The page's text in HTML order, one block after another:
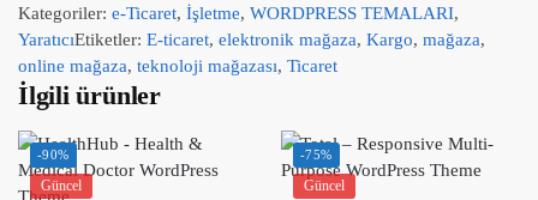
Kategoriler: e-Ticaret, İşletme, WORDPRESS TEMALARI,
YaratıcıEtiketler: E-ticaret, elektronik mağaza, Kargo, mağaza,
online mağaza, teknoloji mağazası, Ticaret
İlgili ürünler
-90%
Güncel
-75%
Güncel